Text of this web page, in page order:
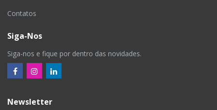
Contatos
Siga-Nos
Siga-nos e fique por dentro das novidades.
Newsletter